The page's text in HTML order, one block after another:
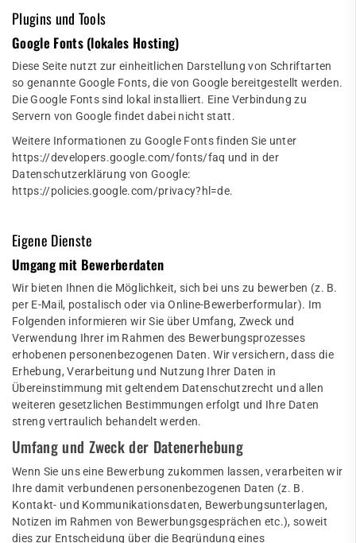
Plugins und Tools
Google Fonts (lokales Hosting)
Diese Seite nutzt zur einheitlichen Darstellung von Schriftarten
so genannte Google Fonts, die von Google bereitgestellt werden.
Die Google Fonts sind lokal installiert. Eine Verbindung zu
Servern von Google findet dabei nicht statt.
Weitere Informationen zu Google Fonts finden Sie unter
https://developers.google.com/fonts/faq und in der
Datenschutzerklärung von Google:
https://policies.google.com/privacy?hl=de.
Eigene Dienste
Umgang mit Bewerberdaten
Wir bieten Ihnen die Möglichkeit, sich bei uns zu bewerben (z. B.
per E-Mail, postalisch oder via Online-Bewerberformular). Im
Folgenden informieren wir Sie über Umfang, Zweck und
Verwendung Ihrer im Rahmen des Bewerbungsprozesses
erhobenen personenbezogenen Daten. Wir versichern, dass die
Erhebung, Verarbeitung und Nutzung Ihrer Daten in
Übereinstimmung mit geltendem Datenschutzrecht und allen
weiteren gesetzlichen Bestimmungen erfolgt und Ihre Daten
streng vertraulich behandelt werden.
Umfang und Zweck der Datenerhebung
Wenn Sie uns eine Bewerbung zukommen lassen, verarbeiten wir
Ihre damit verbundenen personenbezogenen Daten (z. B.
Kontakt- und Kommunikationsdaten, Bewerbungsunterlagen,
Notizen im Rahmen von Bewerbungsgesprächen etc.), soweit
dies zur Entscheidung über die Begründung eines